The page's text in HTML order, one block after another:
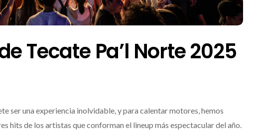
Tecate Pa’l Norte 2025
ser una experiencia inolvidable, y para calentar motores, hemos
hits de los artistas que conforman el lineup más espectacular del año.